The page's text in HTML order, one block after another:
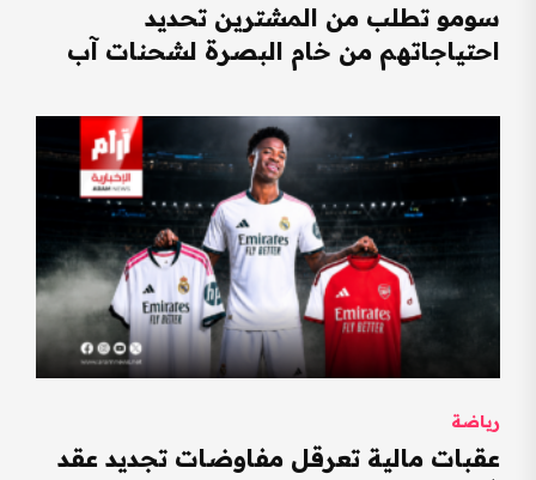
سومو تطلب من المشترين تحديد
احتياجاتهم من خام البصرة لشحنات آب
رياضة
عقبات مالية تعرقل مفاوضات تجديد عقد